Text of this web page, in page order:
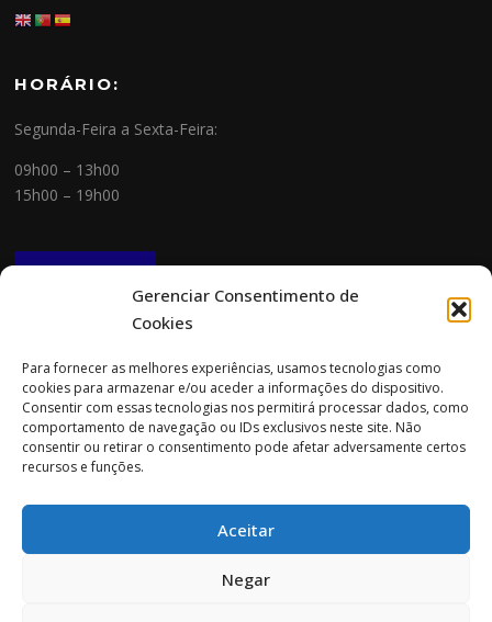
Gerenciar Consentimento de
Cookies
Para fornecer as melhores experiências, usamos tecnologias como
cookies para armazenar e/ou aceder a informações do dispositivo.
Consentir com essas tecnologias nos permitirá processar dados, como
comportamento de navegação ou IDs exclusivos neste site. Não
consentir ou retirar o consentimento pode afetar adversamente certos
recursos e funções.
Aceitar
Negar
HORÁRIO:
Segunda-Feira a Sexta-Feira:
09h00 – 13h00
15h00 – 19h00
NEWSLETTER
Morada:
Rua Cidade do Porto 151
4705-085 Braga
Tlm: 919 782 600 (chamada para a rede móvel nacional)